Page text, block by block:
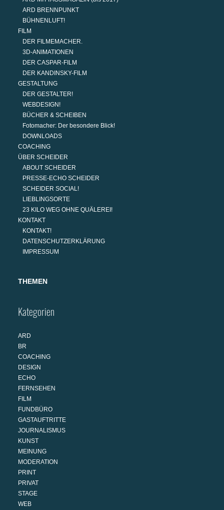
ARD BRENNPUNKT
BÜHNENLUFT!
FILM
DER FILMEMACHER.
3D-ANIMATIONEN
DER CASPAR-FILM
DER KANDINSKY-FILM
GESTALTUNG
DER GESTALTER!
WEBDESIGN!
BÜCHER & SCHEIBEN
Fotomacher: Der besondere Blick!
DOWNLOADS
COACHING
ÜBER SCHEIDER
ABOUT SCHEIDER
PRESSE-ECHO SCHEIDER
SCHEIDER SOCIAL!
LIEBLINGSORTE
23 KILO WEG OHNE QUÄLEREI!
KONTAKT
KONTAKT!
DATENSCHUTZERKLÄRUNG
IMPRESSUM
THEMEN
Kategorien
ARD
BR
COACHING
DESIGN
ECHO
FERNSEHEN
FILM
FUNDBÜRO
GASTAUFTRITTE
JOURNALISMUS
KUNST
MEINUNG
MODERATION
PRINT
PRIVAT
STAGE
WEB